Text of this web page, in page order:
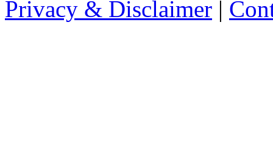
Privacy & Disclaimer |